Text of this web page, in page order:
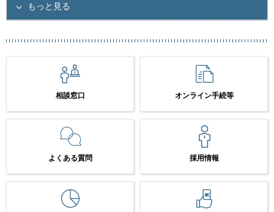
もっと見る
相談窓口 オンライン手続等
よくある質問 採用情報